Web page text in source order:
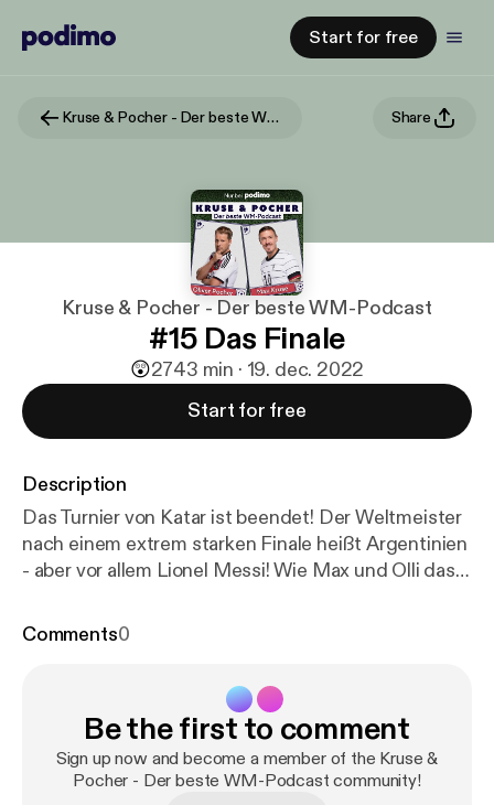
Start for free
Kruse & Pocher - Der beste WM-Podcast Share
Kruse & Pocher - Der beste WM-Podcast
#15 Das Finale
😲2743 min · 19. dec. 2022
Start for free
Description
Das Turnier von Katar ist beendet! Der Weltmeister
nach einem extrem starken Finale heißt Argentinien
- aber vor allem Lionel Messi! Wie Max und Olli das
Kylian Mbappé noch vier Tore erzielte, darüber
Comments0
Be the first to comment
Sign up now and become a member of the Kruse &
Pocher - Der beste WM-Podcast community!